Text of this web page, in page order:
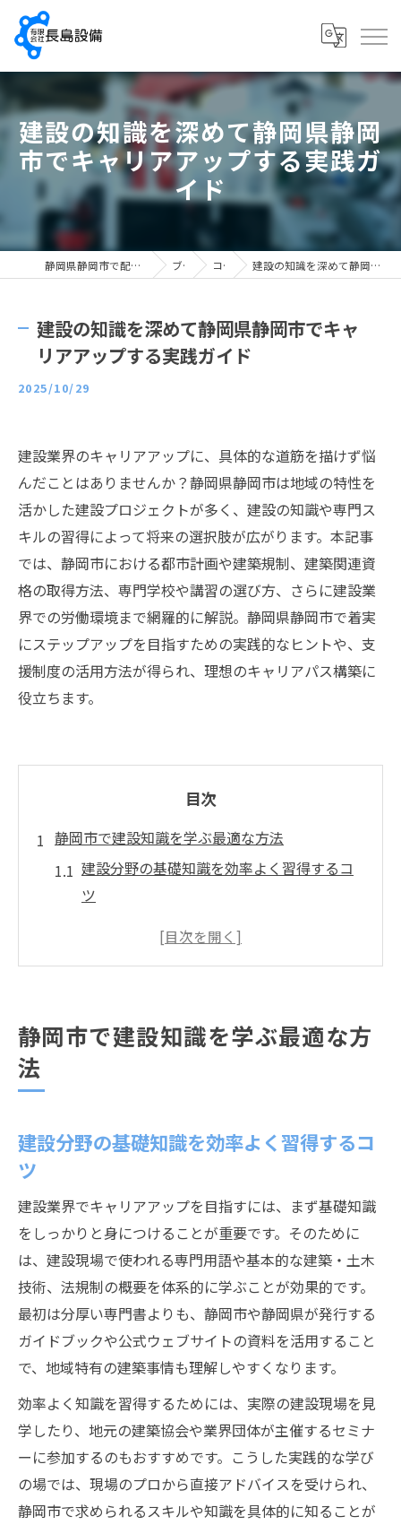
建設の知識を深めて静岡県静岡
市でキャリアアップする実践ガ
イド
静岡県静岡市で配管工の求人なら有限会社長島設備 ブログ コラム 建設の知識を深めて静岡県静岡市でキャリアアップする実践ガイド
建設の知識を深めて静岡県静岡市でキャ
リアアップする実践ガイド
2025/10/29
建設業界のキャリアアップに、具体的な道筋を描けず悩
んだことはありませんか？静岡県静岡市は地域の特性を
活かした建設プロジェクトが多く、建設の知識や専門ス
キルの習得によって将来の選択肢が広がります。本記事
では、静岡市における都市計画や建築規制、建築関連資
格の取得方法、専門学校や講習の選び方、さらに建設業
界での労働環境まで網羅的に解説。静岡県静岡市で着実
にステップアップを目指すための実践的なヒントや、支
援制度の活用方法が得られ、理想のキャリアパス構築に
役立ちます。
目次
静岡市で建設知識を学ぶ最適な方法
建設分野の基礎知識を効率よく習得するコ
ツ
静岡市で実践的に建設知識を学ぶステップ
方法
法
建設スキルがキャリアの選択肢を広げる理
由
都市計画と建設知識の連携が生むメリット
地域密着型建設知識で可能性を広げるコツ
建築相談を活かしたキャリアアップ術
建設の疑問は静岡市の建築相談で解決しよ
う
建築相談窓口を活用した建設知識の向上方
法
キャリアアップに役立つ建設相談の活用術
実践的な建設知識は相談から得られる理由
静岡市で建設知識を学ぶ最適な方
法
建設分野の基礎知識を効率よく習得するコ
ツ
建設業界でキャリアアップを目指すには、まず基礎知識
をしっかりと身につけることが重要です。そのために
は、建設現場で使われる専門用語や基本的な建築・土木
技術、法規制の概要を体系的に学ぶことが効果的です。
最初は分厚い専門書よりも、静岡市や静岡県が発行する
ガイドブックや公式ウェブサイトの資料を活用すること
で、地域特有の建築事情も理解しやすくなります。
効率よく知識を習得するためには、実際の建設現場を見
学したり、地元の建築協会や業界団体が主催するセミナ
ーに参加するのもおすすめです。こうした実践的な学び
の場では、現場のプロから直接アドバイスを受けられ、
静岡市で求められるスキルや知識を具体的に知ることが